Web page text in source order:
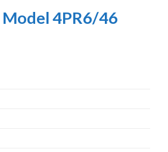
4PR6/46